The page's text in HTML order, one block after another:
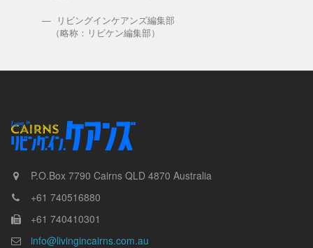
リビングインケアンズ編集部
（略称：リビケン編集部）
P.O.Box 7790 Cairns QLD 4870 Australia
+61 740516880
+61 740410301
info@livingincairns.com.au